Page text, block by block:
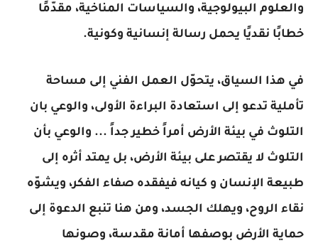
والعلوم البيولوجية، والسياسات المناخية، مقدّمًا
خطابًا نقديًا يحمل رسالة إنسانية وكونية.
في هذا السياق، يتحوّل العمل الفني إلى مساحة
تأملية تدعو إلى استعادة البراءة الأولى، والوعي بان
التلوث في بيئة الأرض أمراً خطير جداً ... والوعي بأن
التلوث لا يقتصر على بيئة الأرض، بل يمتد أثره إلى
طبيعة الإنسان و كيانه فيفقده صفاء الفكر، ويشوّه
نقاء الروح، ويهلك الجسد، ومن هنا تنبع الدعوة إلى
حماية الأرض بوصفها أمانة مقدسة، وصونها